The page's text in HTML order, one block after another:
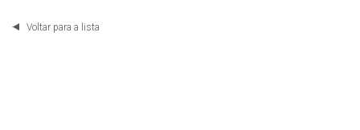
Voltar para a lista